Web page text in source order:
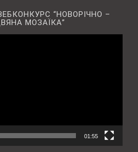
“НОВОРІЧНО –
МОЗАЇКА”
01:55